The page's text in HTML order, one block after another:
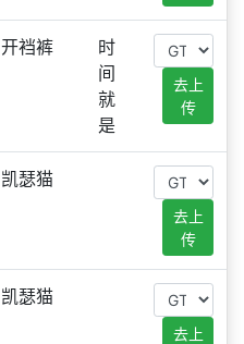
开裆裤
时
间
就
是
去上
传
凯瑟猫
去上
传
凯瑟猫
去上